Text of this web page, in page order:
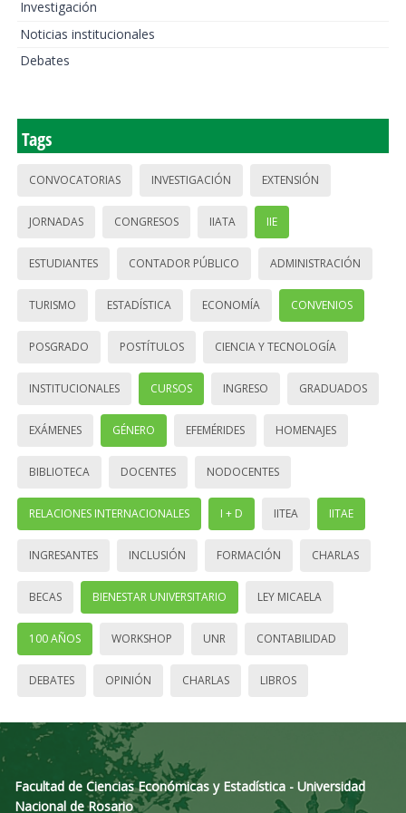
Investigación
Noticias institucionales
Debates
Tags
CONVOCATORIAS INVESTIGACIÓN EXTENSIÓN
JORNADAS CONGRESOS IIATA IIE
ESTUDIANTES CONTADOR PÚBLICO ADMINISTRACIÓN
TURISMO ESTADÍSTICA ECONOMÍA CONVENIOS
POSGRADO POSTÍTULOS CIENCIA Y TECNOLOGÍA
INSTITUCIONALES CURSOS INGRESO GRADUADOS
EXÁMENES GÉNERO EFEMÉRIDES HOMENAJES
BIBLIOTECA DOCENTES NODOCENTES
RELACIONES INTERNACIONALES I + D IITEA IITAE
INGRESANTES INCLUSIÓN FORMACIÓN CHARLAS
BECAS BIENESTAR UNIVERSITARIO LEY MICAELA
100 AÑOS WORKSHOP UNR CONTABILIDAD
DEBATES OPINIÓN CHARLAS LIBROS
Facultad de Ciencias Económicas y Estadística - Universidad
Nacional de Rosario